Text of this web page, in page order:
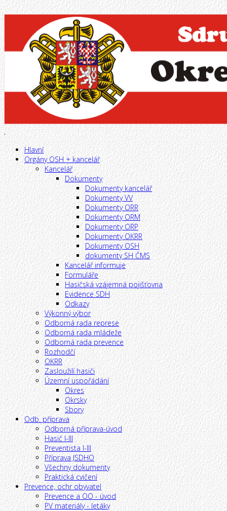
.
Hlavní
Orgány OSH + kancelář
Kancelář
Dokumenty
Dokumenty kancelář
Dokumenty VV
Dokumenty ORR
Dokumenty ORM
Dokumenty ORP
Dokumenty OKRR
Dokumenty OSH
dokumenty SH ČMS
Kancelář informuje
Formuláře
Hasičská vzájemná pojišťovna
Evidence SDH
Odkazy
Výkonný výbor
Odborná rada represe
Odborná rada mládeže
Odborná rada prevence
Rozhodčí
OKRR
Zasloužilí hasiči
Územní uspořádání
Okres
Okrsky
Sbory
Odb. příprava
Odborná příprava-úvod
Hasič I-III
Preventista I-III
Příprava JSDHO
Všechny dokumenty
Praktická cvičení
Prevence, ochr obyvatel
Prevence a OO - úvod
PV materiály - letáky